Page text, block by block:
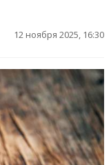
12 ноября 2025, 16:30